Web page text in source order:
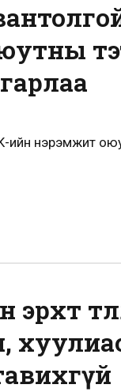
ийн нэрэмжит